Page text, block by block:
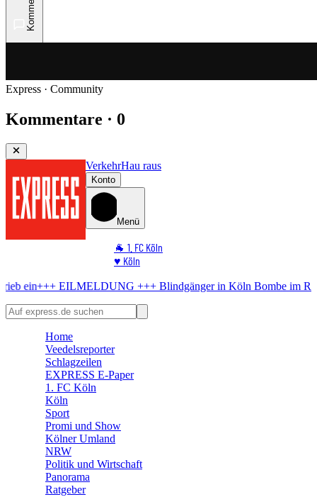
Express · Community
Kommentare · 0
VerkehrHau raus
Konto
Menü
🐐 1. FC Köln
♥️ Köln
🏆 Sport
+++Blindgänger in KölnBombe im Rhein! Seilbahn stellt
Home
Veedelsreporter
Schlagzeilen
EXPRESS E-Paper
1. FC Köln
Köln
Sport
Promi und Show
Kölner Umland
NRW
Politik und Wirtschaft
Panorama
Ratgeber